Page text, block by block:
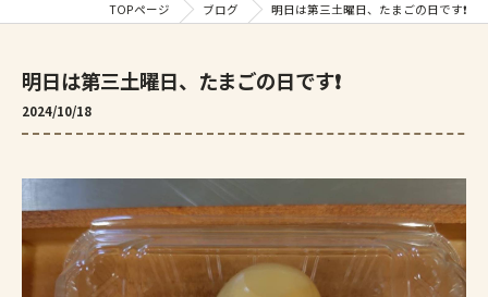
TOPページ ブログ 明日は第三土曜日、たまごの日です❗️
明日は第三土曜日、たまごの日です❗️
2024/10/18